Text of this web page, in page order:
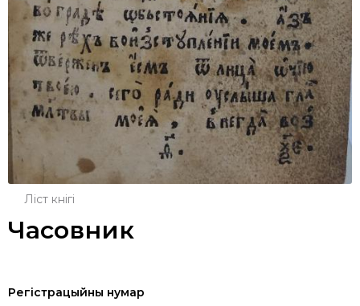
Ліст кнігі
Часовник
Регістрацыйны нумар